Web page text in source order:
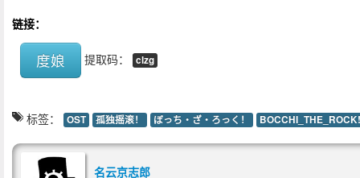
链接：
度娘 提取码： clzg
标签： OST 孤独摇滚！ ぼっち・ざ・ろっく！ BOCCHI_THE_ROCK!
名云京志郎